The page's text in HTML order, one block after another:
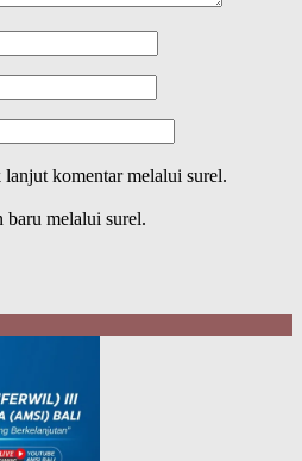
komentar melalui surel.
baru melalui surel.